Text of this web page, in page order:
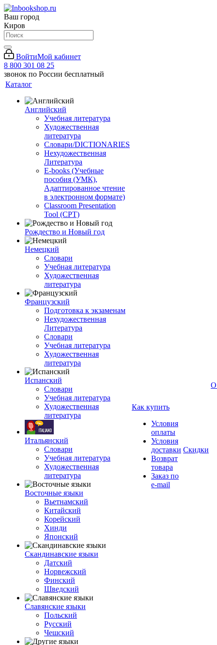
Ваш город
Киров
ВойтиМой кабинет
8 800 301 08 25
звонок по России бесплатный
Каталог
Английский
Учебная литература
Художественная
литература
Словари/DICTIONARIES
Нехудожественная
Литература
E-books (Учебные
пособия (УМК),
Адаптированное чтение
в электронном формате)
Classroom Presentation
Tool (CPT)
Рождество и Новый год
Немецкий
Словари
Учебная литература
Художественная
литература
Французский
Подготовка к экзаменам
Нехудожественная
Литература
Словари
Учебная литература
Художественная
литература
Испанский
Словари
Учебная литература
Художественная
литература
Итальянский
Словари
Учебная литература
Художественная
литература
Восточные языки
Вьетнамский
Китайский
Корейский
Хинди
Японский
Скандинавские языки
Датский
Норвежский
Финский
Шведский
Славянские языки
Польский
Русский
Чешский
Как купить
Условия
оплаты
Условия
доставки
Возврат
товара
Заказ по
e-mail
Скидки
О